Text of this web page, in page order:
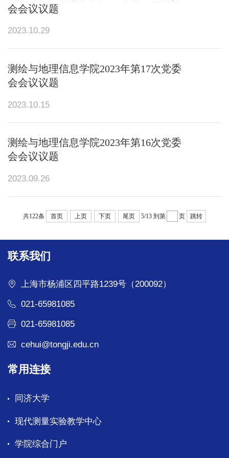
会会议议题
2023.10.29
测绘与地理信息学院2023年第17次党委
会会议议题
2023.10.15
测绘与地理信息学院2023年第16次党委
会会议议题
2023.09.26
共122条 首页 上页 下页 尾页 5/13 到第 页 跳转
联系我们
上海市杨浦区四平路1239号（200092）
021-65981085
021-65981085
cehui@tongji.edu.cn
常用连接
同济大学
现代测量实验教学中心
学院综合门户